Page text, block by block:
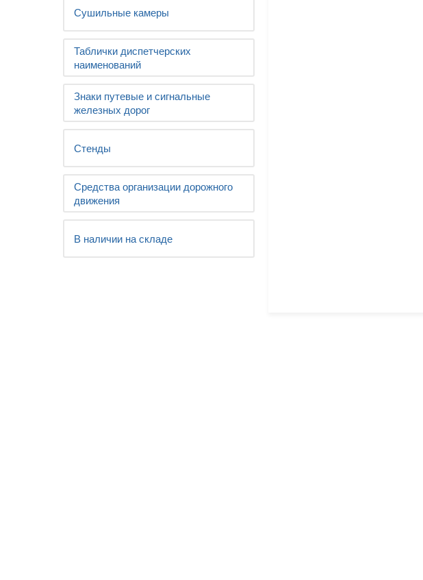
Сушильные камеры
Таблички диспетчерских
наименований
Знаки путевые и сигнальные
железных дорог
Стенды
Средства организации дорожного
движения
В наличии на складе